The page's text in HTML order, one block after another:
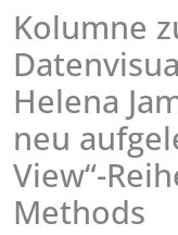
Kolumne
Helena
neu
View“-
Methods